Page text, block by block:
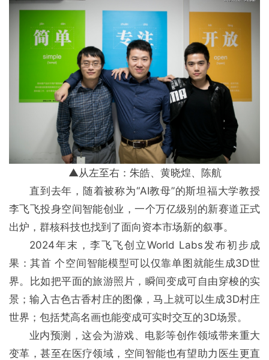
▲从左至右：朱皓、黄晓煌、陈航
直到去年，随着被称为“AI教母”的斯坦福大学教授
李飞飞投身空间智能创业，一个万亿级别的新赛道正式
出炉，群核科技也找到了面向资本市场新的叙事。
2024年末，李飞飞创立World Labs发布初步成
果：其首 个空间智能模型可以仅靠单图就能生成3D世
界。比如把平面的旅游照片，瞬间变成可自由穿梭的实
景；输入古色古香村庄的图像，马上就可以生成3D村庄
世界；包括梵高名画也能变成可实时交互的3D场景。
业内预测，这会为游戏、电影等创作领域带来重大
变革，甚至在医疗领域，空间智能也有望助力医生更直